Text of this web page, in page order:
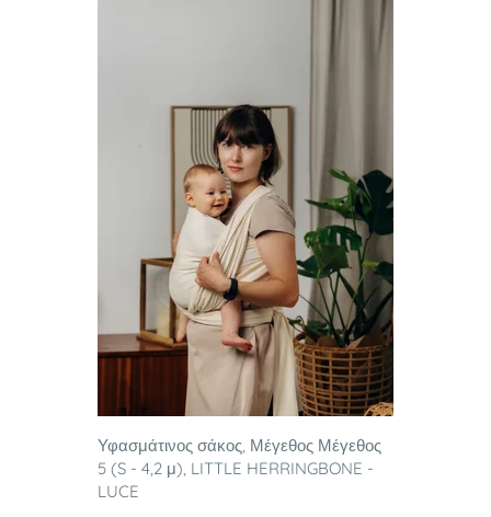
Υφασμάτινος σάκος, Μέγεθος Μέγεθος
5 (S - 4,2 μ), LITTLE HERRINGBONE -
LUCE